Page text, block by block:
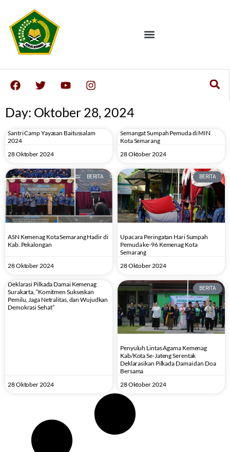
Day: Oktober 28, 2024
Santri Camp Yayasan Baitussalam
2024
28 Oktober 2024
Semangat Sumpah Pemuda di MIN
Kota Semarang
28 Oktober 2024
BERITA
ASN Kemenag Kota Semarang Hadir di
Kab. Pekalongan
28 Oktober 2024
BERITA
Upacara Peringatan Hari Sumpah
Pemuda ke-96 Kemenag Kota
Semarang
28 Oktober 2024
Deklarasi Pilkada Damai Kemenag
Surakarta, “Komitmen Sukseskan
Pemilu, Jaga Netralitas, dan Wujudkan
Demokrasi Sehat”
28 Oktober 2024
BERITA
Penyuluh Lintas Agama Kemenag
Kab/Kota Se-Jateng Serentak
Deklarasikan Pilkada Damai dan Doa
Bersama
28 Oktober 2024